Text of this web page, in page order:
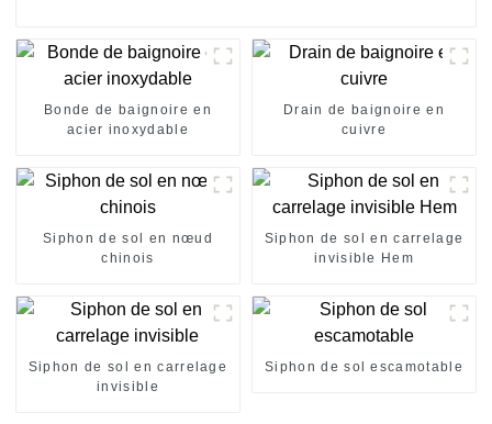
Bonde de baignoire en
acier inoxydable
Drain de baignoire en
cuivre
Siphon de sol en nœud
chinois
Siphon de sol en carrelage
invisible Hem
Siphon de sol en carrelage
invisible
Siphon de sol escamotable